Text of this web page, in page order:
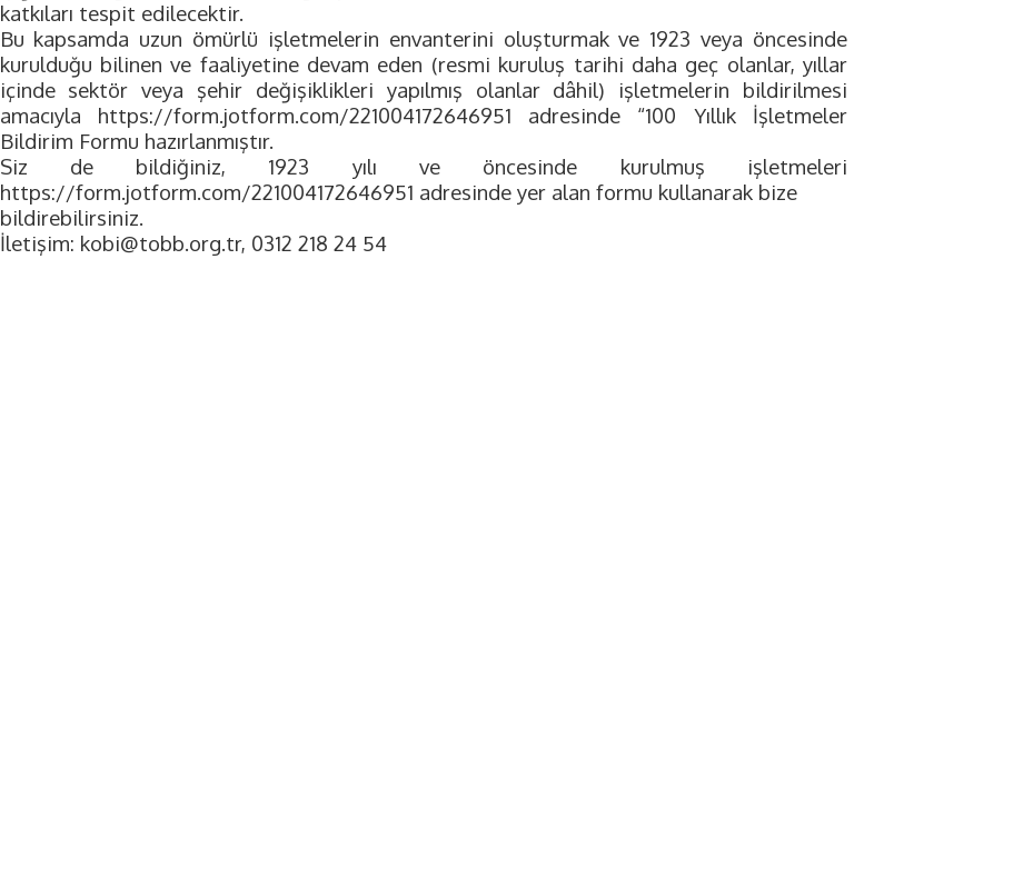
katkıları tespit edilecektir.
Bu kapsamda uzun ömürlü işletmelerin envanterini oluşturmak ve 1923 veya öncesinde
kurulduğu bilinen ve faaliyetine devam eden (resmi kuruluş tarihi daha geç olanlar, yıllar
içinde sektör veya şehir değişiklikleri yapılmış olanlar dâhil) işletmelerin bildirilmesi
amacıyla https://form.jotform.com/221004172646951 adresinde “100 Yıllık İşletmeler
Bildirim Formu hazırlanmıştır.
Siz de bildiğiniz, 1923 yılı ve öncesinde kurulmuş işletmeleri
https://form.jotform.com/221004172646951 adresinde yer alan formu kullanarak bize
bildirebilirsiniz.
İletişim: kobi@tobb.org.tr, 0312 218 24 54